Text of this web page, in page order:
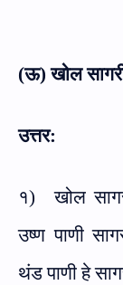
(ऊ) खोल
उत्तर:
१)
खोल
उष्ण पाणी
थंड पाणी हे